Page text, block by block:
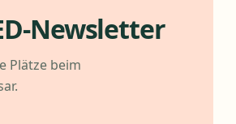
Newsletter
Plätze beim